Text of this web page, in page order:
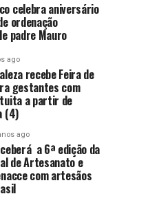
celebra aniversário
ordenação
padre Mauro
ago
recebe Feira de
gestantes com
a partir de
(4)
ago
a 6ª edição da
de Artesanato e
com artesãos